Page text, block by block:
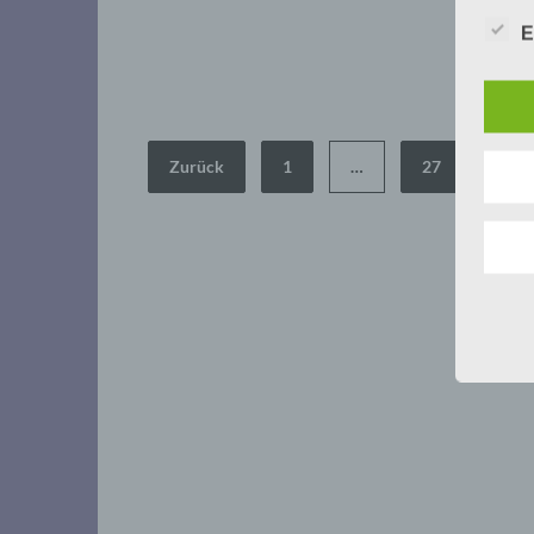
Seitennummerierung
Zurück 1 … 27